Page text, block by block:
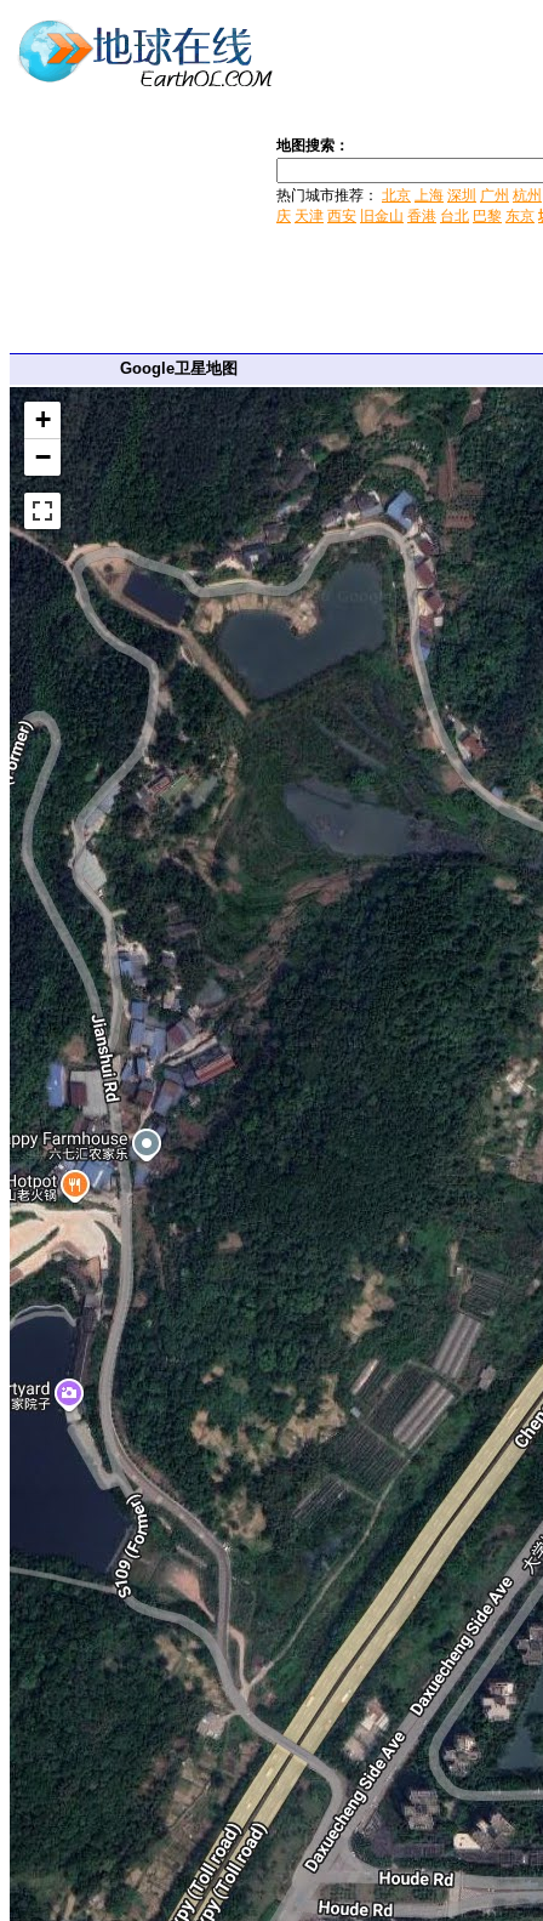
地图搜索：
热门城市推荐： 北京 上海 深圳 广州 杭州
庆 天津 西安 旧金山 香港 台北 巴黎 东京
Google卫星地图
+
−